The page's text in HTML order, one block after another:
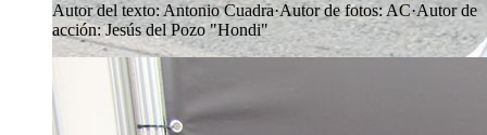
Autor del texto: Antonio Cuadra·Autor de fotos: AC·Autor de
acción: Jesús del Pozo "Hondi"